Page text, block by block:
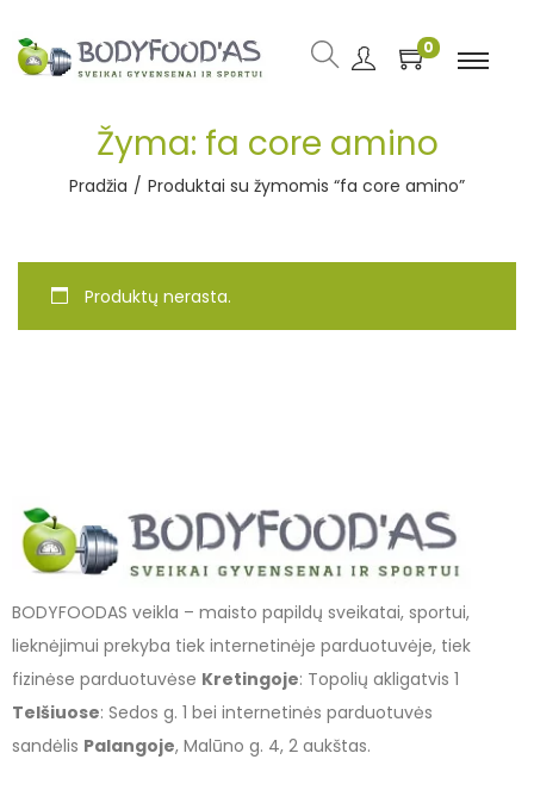
0
Žyma: fa core amino
Pradžia / Produktai su žymomis “fa core amino”
Produktų nerasta.
BODYFOODAS veikla – maisto papildų sveikatai, sportui,
lieknėjimui prekyba tiek internetinėje parduotuvėje, tiek
fizinėse parduotuvėse Kretingoje: Topolių akligatvis 1
Telšiuose: Sedos g. 1 bei internetinės parduotuvės
sandėlis Palangoje, Malūno g. 4, 2 aukštas.